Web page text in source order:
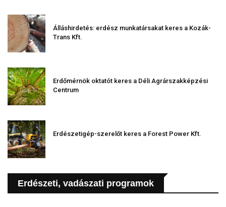
Álláshirdetés: erdész munkatársakat keres a Kozák-
Trans Kft.
Erdőmérnök oktatót keres a Déli Agrárszakképzési
Centrum
Erdészetigép-szerelőt keres a Forest Power Kft.
Erdészeti, vadászati programok